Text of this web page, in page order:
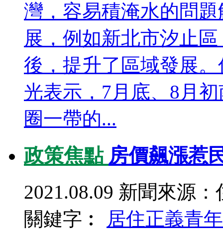
灣，容易積淹水的問
展，例如新北市汐止
後，提升了區域發展
光表示，7月底、8月
圈一帶的...
政策焦點 房價飆漲惹
2021.08.09 新聞來源：
關鍵字︰
居住正義青